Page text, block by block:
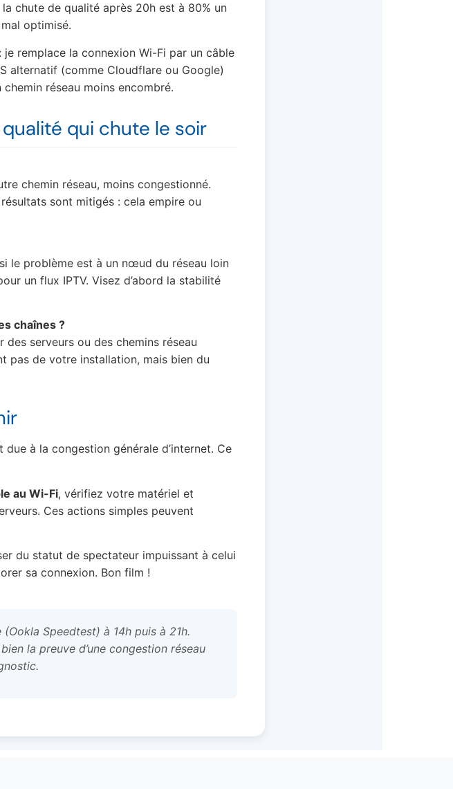
chute de qualité après 20h est à 80% un
mal optimisé.
remplace la connexion Wi-Fi par un câble
alternatif (comme Cloudflare ou Google)
réseau moins encombré.
qui chute le soir
chemin réseau, moins congestionné.
sont mitigés : cela empire ou
le problème est à un nœud du réseau loin
un flux IPTV. Visez d’abord la stabilité
chaînes ?
serveurs ou des chemins réseau
pas de votre installation, mais bien du
due à la congestion générale d’internet. Ce
au Wi-Fi, vérifiez votre matériel et
Ces actions simples peuvent
du statut de spectateur impuissant à celui
sa connexion. Bon film !
Speedtest) à 14h puis à 21h.
la preuve d’une congestion réseau